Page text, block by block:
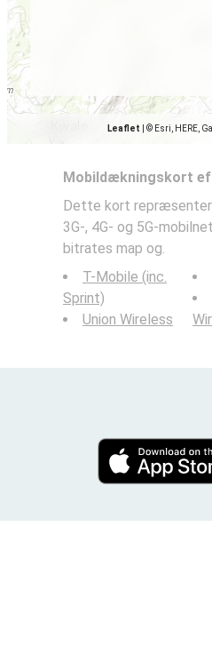
Leaflet © Esri, HERE,
Mobildækningskort
Dette kort
3G-, 4G- og 5G-
bitrates map og.
T-Mobile (inc.
Sprint)
Union Wireless